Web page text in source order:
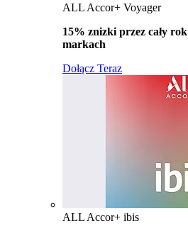
ALL Accor+ Voyager
15% znizki przez cały rok
markach
Dołącz Teraz
ALL Accor+ ibis